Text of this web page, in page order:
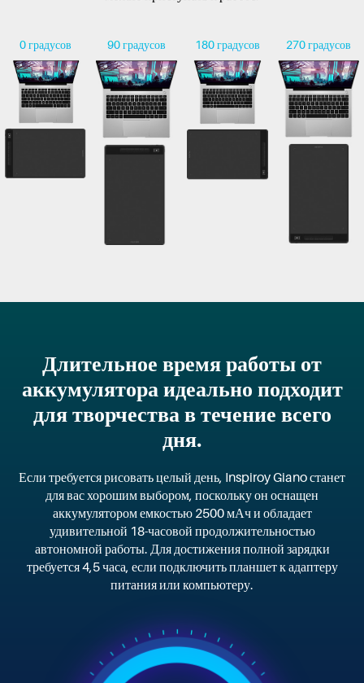
0 градусов 90 градусов 180 градусов 270 градусов
Длительное время работы от
аккумулятора идеально подходит
для творчества в течение всего
дня.
Если требуется рисовать целый день, Inspiroy Giano станет
для вас хорошим выбором, поскольку он оснащен
аккумулятором емкостью 2500 мАч и обладает
удивительной 18-часовой продолжительностью
автономной работы. Для достижения полной зарядки
требуется 4,5 часа, если подключить планшет к адаптеру
питания или компьютеру.